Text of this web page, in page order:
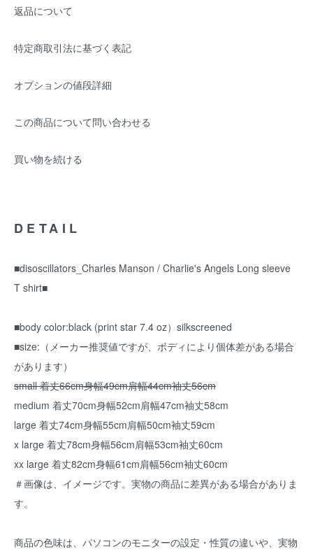
返品について
特定商取引法に基づく表記
オプションの値段詳細
この商品について問い合わせる
買い物を続ける
DETAIL
■disoscillators_Charles Manson / Charlie's Angels Long sleeve
T shirt■
■body color:black (print star 7.4 oz）silkscreened
■size:（メーカー推奨値ですが、ボディにより個体差がある場合
があります）
small 着丈66cm身幅49cm肩幅44cm袖丈56cm
medium 着丈70cm身幅52cm肩幅47cm袖丈58cm
large 着丈74cm身幅55cm肩幅50cm袖丈59cm
x large 着丈78cm身幅56cm肩幅53cm袖丈60cm
xx large 着丈82cm身幅61cm肩幅56cm袖丈60cm
＃画像は、イメージです。実物の商品に差異がある場合がありま
す。
商品の色味は、パソコンのモニターの設定・性質の違いや、実物